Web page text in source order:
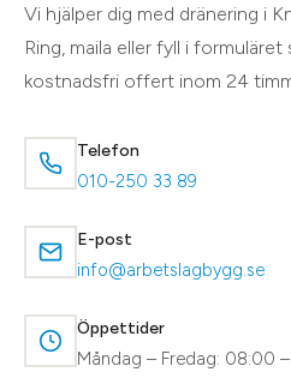
Vi hjälper dig med dränering i
Ring, maila eller fyll i
kostnadsfri offert inom 24
Telefon
010-250 33 89
E-post
info@arbetslagbygg.se
Öppettider
Måndag – Fredag: 08:00